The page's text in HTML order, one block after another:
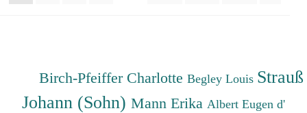
Birch-Pfeiffer CharlotteBegley Louis Strauß
Johann (Sohn) Mann Erika Albert Eugen d'